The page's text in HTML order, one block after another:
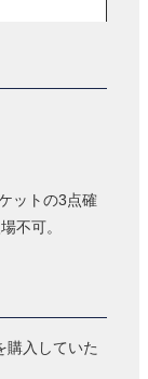
ットの3点確
不可。
購入していた